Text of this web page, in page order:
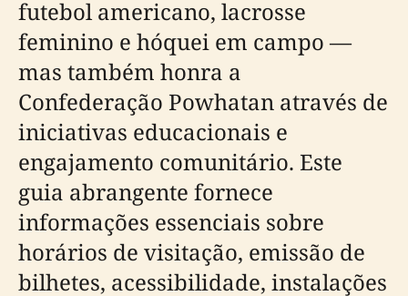
futebol americano, lacrosse
feminino e hóquei em campo —
mas também honra a
Confederação Powhatan através de
iniciativas educacionais e
engajamento comunitário. Este
guia abrangente fornece
informações essenciais sobre
horários de visitação, emissão de
bilhetes, acessibilidade, instalações